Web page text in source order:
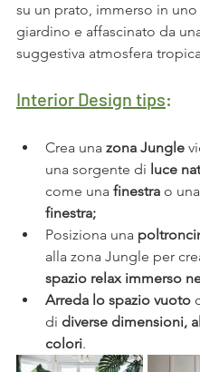
su un prato, immerso in
giardino e affascinato da
suggestiva atmosfera
Interior Design tips:
Crea una zona Jungle
una sorgente di luce
come una finestra o una
finestra;
Posiziona una
alla zona Jungle per
spazio relax immerso
Arreda lo spazio vuoto
di diverse dimensioni,
colori.